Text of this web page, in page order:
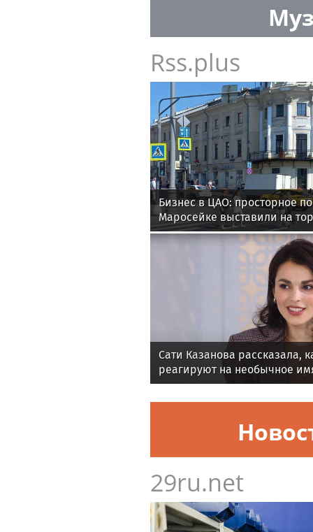
Rss.plus
Бизнес в ЦАО: просторное
Маросейке выставили на
Сати Казанова рассказала,
реагируют на необычное
29ru.net